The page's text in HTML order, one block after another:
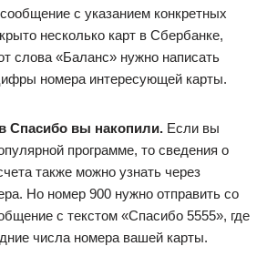
с указанием конкретных
несколько карт в Сбербанке,
слова «Баланс» нужно написать
номера интересующей карты.
Спасибо вы накопили. Если вы
программе, то сведения о
также можно узнать через
Но номер 900 нужно отправить со
с текстом «Спасибо 5555», где
числа номера вашей карты.